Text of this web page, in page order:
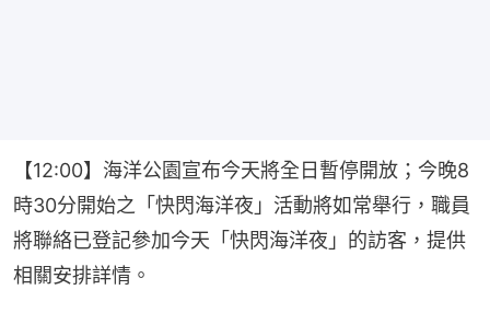
【12:00】海洋公園宣布今天將全日暫停開放；今晚8
時30分開始之「快閃海洋夜」活動將如常舉行，職員
將聯絡已登記參加今天「快閃海洋夜」的訪客，提供
相關安排詳情。